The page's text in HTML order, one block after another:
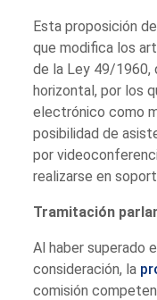
Esta proposición
que modifica los
de la Ley 49/1960,
horizontal, por los
electrónico como
posibilidad de
por
realizarse en
Tramitación
Al haber superado
consideración, la
comisión